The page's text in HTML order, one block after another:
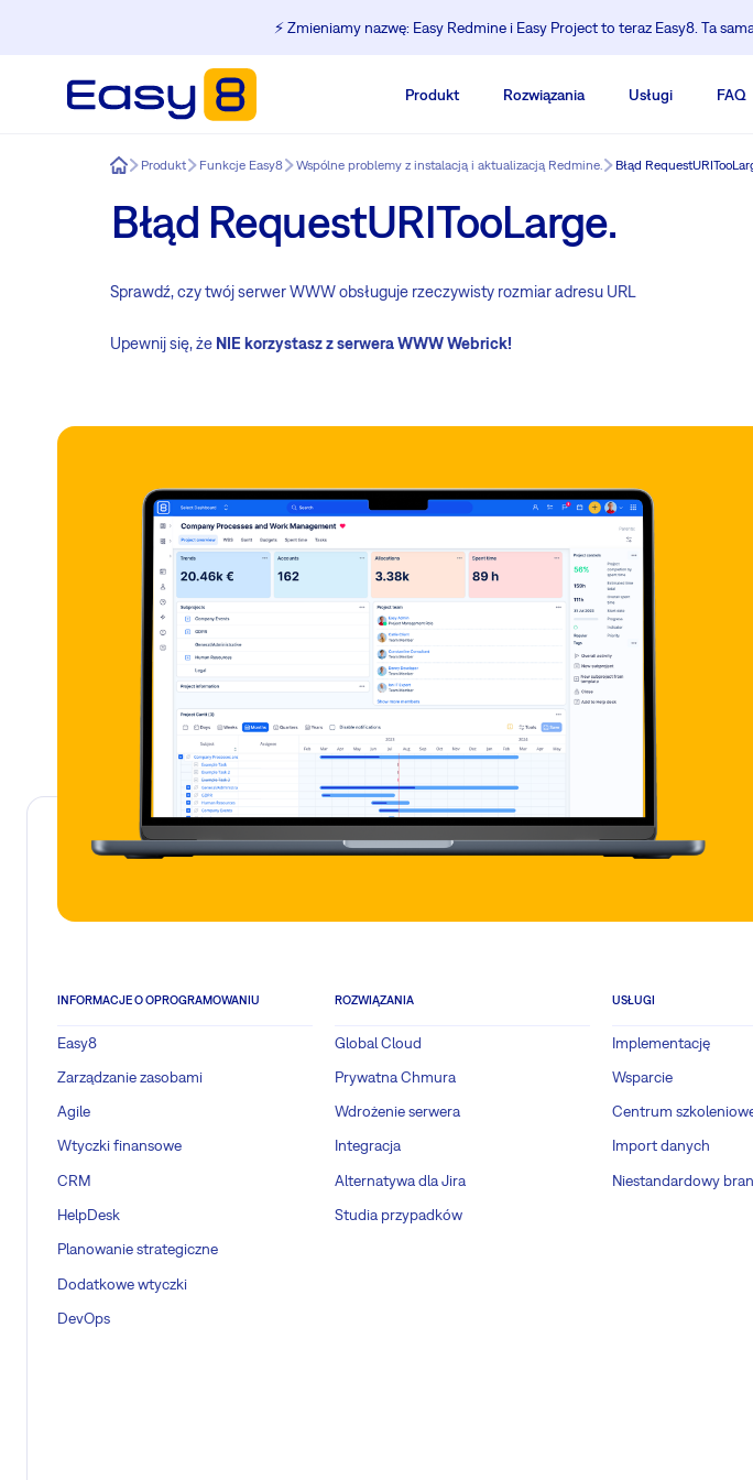
⚡️ Zmieniamy nazwę: Easy Redmine i Easy Project to teraz Easy8. Ta
Produkt Rozwiązania Usługi FAQ
Easy8Produkt Funkcje Easy8 Wspólne problemy z instalacją i aktualizacją Redmine. Błąd
Błąd RequestURITooLarge.
Sprawdź, czy twój serwer WWW obsługuje rzeczywisty rozmiar adresu URL
Upewnij się, że NIE korzystasz z serwera WWW Webrick!
INFORMACJE O OPROGRAMOWANIU
Easy8
Zarządzanie zasobami
Agile
Wtyczki finansowe
CRM
HelpDesk
Planowanie strategiczne
Dodatkowe wtyczki
DevOps
ROZWIĄZANIA
Global Cloud
Prywatna Chmura
Wdrożenie serwera
Integracja
Alternatywa dla Jira
Studia przypadków
USŁUGI
Implementację
Wsparcie
Centrum
Import danych
Niestandardowy